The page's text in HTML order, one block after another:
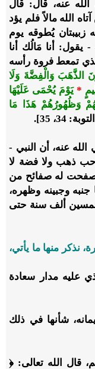
عنه، قال: قال
الله مالاً فلم يؤد
زبيبتان يُطوقه يوم
- يقول: أنا مَالُك أنا
تمعط فروة رأسه
الذَّهَبَ وَالْفِضَّةَ وَلَا
*يَوْمَ يُحْمَى عَلَيْهَا
وَظُهُورُهُمْ هَذَا مَا
34، 35].
عنه، أن النبي -
ذهب ولا فضة لا
صفحت له صفائح من
جنبه وجبينه وظهره،
ألف سنة حتى
نذكر منها ما يأتي،
عليه مدار سعادة
شأنها في ذلك
قال الله تعالى: ﴿